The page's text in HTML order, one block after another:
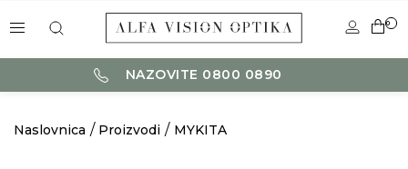
0
NAZOVITE 0800 0890
Naslovnica Proizvodi MYKITA